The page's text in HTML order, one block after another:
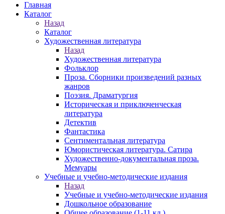
Главная
Каталог
Назад
Каталог
Художественная литература
Назад
Художественная литература
Фольклор
Проза. Сборники произведений разных
жанров
Поэзия. Драматургия
Историческая и приключенческая
литература
Детектив
Фантастика
Сентиментальная литература
Юмористическая литература. Сатира
Художественно-документальная проза.
Мемуары
Учебные и учебно-методические издания
Назад
Учебные и учебно-методические издания
Дошкольное образование